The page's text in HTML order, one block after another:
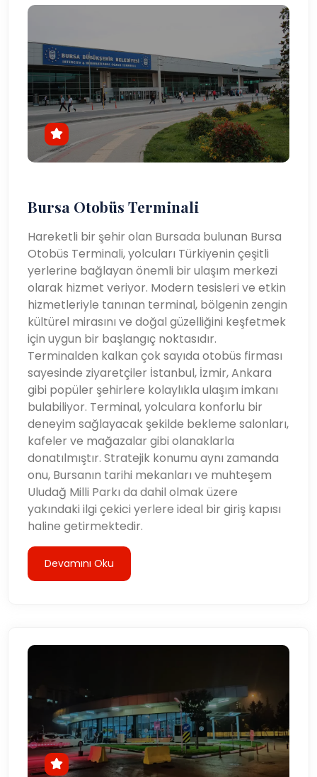
Bursa Otobüs Terminali
Hareketli bir şehir olan Bursada bulunan Bursa
Otobüs Terminali, yolcuları Türkiyenin çeşitli
yerlerine bağlayan önemli bir ulaşım merkezi
olarak hizmet veriyor. Modern tesisleri ve etkin
hizmetleriyle tanınan terminal, bölgenin zengin
kültürel mirasını ve doğal güzelliğini keşfetmek
için uygun bir başlangıç ​​noktasıdır.
Terminalden kalkan çok sayıda otobüs firması
sayesinde ziyaretçiler İstanbul, İzmir, Ankara
gibi popüler şehirlere kolaylıkla ulaşım imkanı
bulabiliyor. Terminal, yolculara konforlu bir
deneyim sağlayacak şekilde bekleme salonları,
kafeler ve mağazalar gibi olanaklarla
donatılmıştır. Stratejik konumu aynı zamanda
onu, Bursanın tarihi mekanları ve muhteşem
Uludağ Milli Parkı da dahil olmak üzere
yakındaki ilgi çekici yerlere ideal bir giriş kapısı
haline getirmektedir.
Devamını Oku